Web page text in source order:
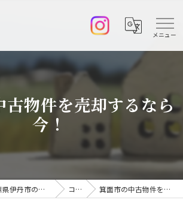
古物件を売却するなら
今！
不動産売却は兵庫県伊丹市の株式会社アークエステート コラム 箕面市の中古物件を売却するなら今！